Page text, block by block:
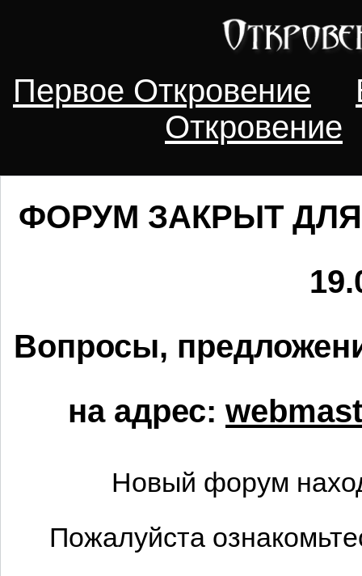
Первое Откровение
Откровение
ФОРУМ ЗАКРЫТ
Вопросы,
на адрес:
Новый форум
Пожалуйста